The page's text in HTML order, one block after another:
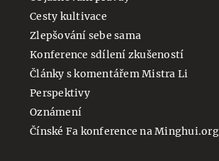
Cesty kultivace
Zlepšování sebe sama
Konference sdílení zkušeností
Články s komentářem Mistra Li
Perspektivy
Oznámení
Čínské Fa konference na Minghui.org